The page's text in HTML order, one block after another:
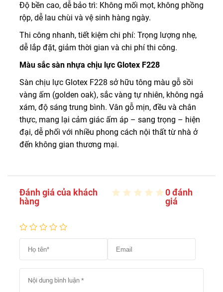
Độ bền cao, dễ bảo trì: Không mối mọt, không phồng
rộp, dễ lau chùi và vệ sinh hàng ngày.
Thi công nhanh, tiết kiệm chi phí: Trọng lượng nhẹ,
dễ lắp đặt, giảm thời gian và chi phí thi công.
Màu sắc sàn nhựa chịu lực Glotex F228
Sàn chịu lực Glotex F228 sở hữu tông màu gỗ sồi
vàng ấm (golden oak), sắc vàng tự nhiên, không ngả
xám, độ sáng trung bình. Vân gỗ mịn, đều và chân
thực, mang lại cảm giác ấm áp – sang trọng – hiện
đại, dễ phối với nhiều phong cách nội thất từ nhà ở
đến không gian thương mại.
Đánh giá của khách
hàng
0 đánh
giá